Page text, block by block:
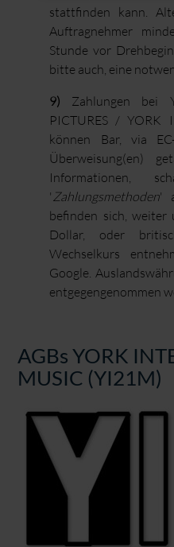
stattfinden kann.
Auftragnehmer
Stunde vor
bitte auch, eine
9) Zahlungen bei
PICTURES / YORK
können Bar, via
Überweisung(en)
Informationen,
' Zahlungsmethoden'
befinden sich, weiter
Dollar, oder
Wechselkurs
Google.
entgegengenommen
AGBs YORK
MUSIC (YI21M)